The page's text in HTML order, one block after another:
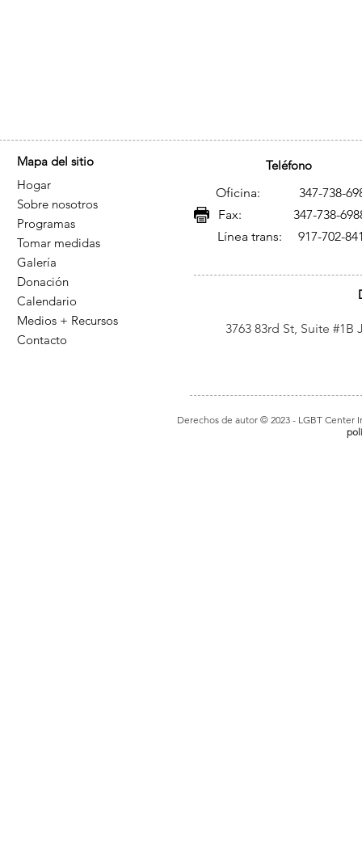
Mapa del sitio
Hogar
Sobre nosotros
Programas
Tomar medidas
Galería
Donación
Calendario
Medios + Recursos
Contacto
Teléfono
Oficina: 347-738-
Fax: 347-738-
Línea trans: 917-702-
3763 83rd St, Suite
Derechos de autor © 2023- LGBT Center